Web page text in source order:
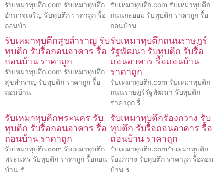
รับเหมาทุบตึก.com รับเหมาทุบตึก
อำนาจเจริญ รับทุบตึก ราคาถูก รื้อ
ถอนบ้า
รับเหมาทุบตึก.com รับเหมาทุบตึก
ถนนกะออม รับทุบตึก ราคาถูก รื้อ
ถอนบ้าน
รับเหมาทุบตึกสุขสำราญ รับ
ทุบตึก รับรื้อถอนอาคาร รื้อ
ถอนบ้าน ราคาถูก
รับเหมาทุบตึก.com รับเหมาทุบตึก
สุขสำราญ รับทุบตึก ราคาถูก รื้อ
ถอนบ้าน
รับเหมาทุบตึกถนนราษฎร์
รัฐพัฒนา รับทุบตึก รับรื้อ
ถอนอาคาร รื้อถอนบ้าน
ราคาถูก
รับเหมาทุบตึก.com รับเหมาทุบตึก
ถนนราษฎร์รัฐพัฒนา รับทุบตึก
ราคาถูก รื้
รับเหมาทุบตึกพระนคร รับ
ทุบตึก รับรื้อถอนอาคาร รื้อ
ถอนบ้าน ราคาถูก
รับเหมาทุบตึก.com รับเหมาทุบตึก
พระนคร รับทุบตึก ราคาถูก รื้อถอน
บ้าน รั
รับเหมาทุบตึกร้องกวาง รับ
ทุบตึก รับรื้อถอนอาคาร รื้อ
ถอนบ้าน ราคาถูก
รับเหมาทุบตึก.comรับเหมาทุบตึก
ร้องกวาง รับทุบตึก ราคาถูก รื้อถอน
บ้าน ร